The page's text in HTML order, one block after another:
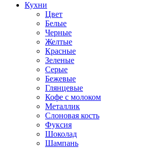
Кухни
Цвет
Белые
Черные
Желтые
Красные
Зеленые
Серые
Бежевые
Глянцевые
Кофе с молоком
Металлик
Слоновая кость
Фуксия
Шоколад
Шампань